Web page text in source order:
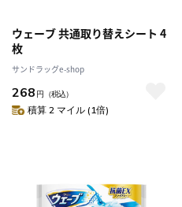
ウェーブ 共通取り替えシート 4
枚
サンドラッグe-shop
268 円 （税込）
積算 2 マイル (1倍)